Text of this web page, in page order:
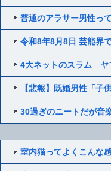
普通のアラサー男性っ
令和8年8月8日 芸能界
4大ネットのスラム ヤ
【悲報】既婚男性「子
30過ぎのニートだが音
室内猫ってよくこんな